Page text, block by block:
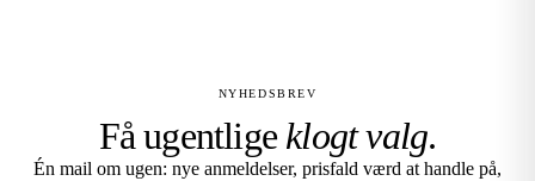
NYHEDSBREV
Få ugentlige klogt valg.
Én mail om ugen: nye anmeldelser, prisfald værd at handle på,